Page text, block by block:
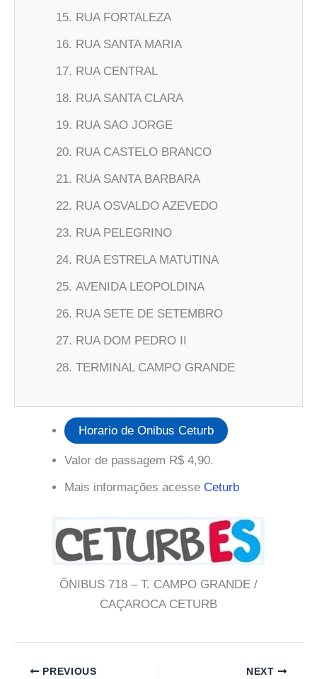
RUA FORTALEZA
RUA SANTA MARIA
RUA CENTRAL
RUA SANTA CLARA
RUA SAO JORGE
RUA CASTELO BRANCO
RUA SANTA BARBARA
RUA OSVALDO AZEVEDO
RUA PELEGRINO
RUA ESTRELA MATUTINA
AVENIDA LEOPOLDINA
RUA SETE DE SETEMBRO
RUA DOM PEDRO II
TERMINAL CAMPO GRANDE
Horario de Onibus Ceturb
Valor de passagem R$ 4,90.
Mais informações acesse Ceturb
ÔNIBUS 718 – T. CAMPO GRANDE /
CAÇAROCA CETURB
PREVIOUS NEXT